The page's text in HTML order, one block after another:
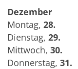
Dezember
Montag, 28.
Dienstag, 29.
Mittwoch, 30.
Donnerstag, 31.